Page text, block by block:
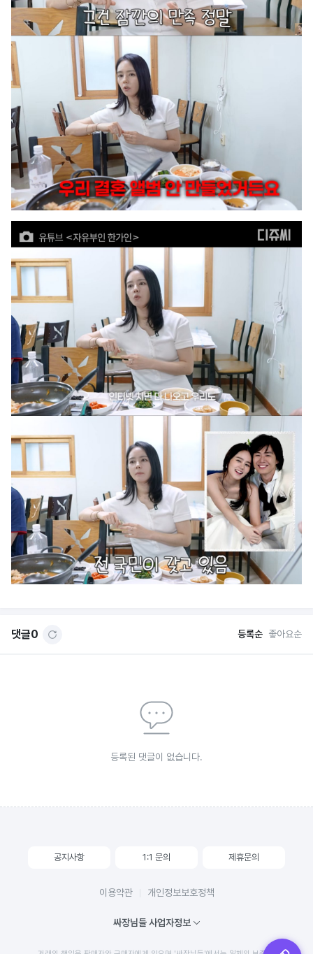
댓글0 등록순 좋아요순
등록된 댓글이 없습니다.
공지사항 1:1 문의 제휴문의
이용약관 개인정보보호정책
싸장님들 사업자정보